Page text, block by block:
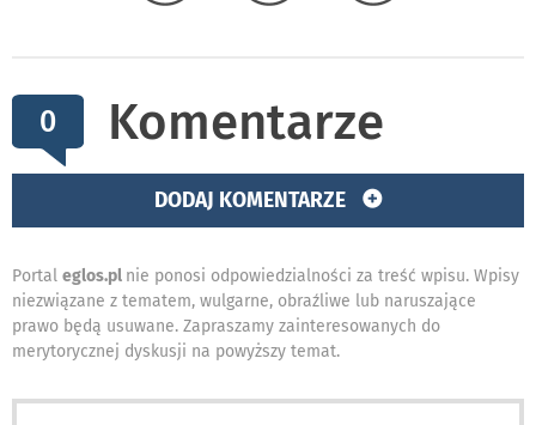
0 Komentarze
DODAJ KOMENTARZE
Portal eglos.pl nie ponosi odpowiedzialności za treść wpisu. Wpisy
niezwiązane z tematem, wulgarne, obraźliwe lub naruszające
prawo będą usuwane. Zapraszamy zainteresowanych do
merytorycznej dyskusji na powyższy temat.